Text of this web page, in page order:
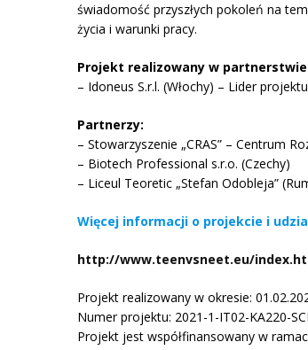
świadomość przyszłych pokoleń na
życia i warunki pracy.
Projekt realizowany w
– Idoneus S.r.l. (Włochy) – Lider projektu
Partnerzy:
– Stowarzyszenie „CRAS” – Centrum
– Biotech Professional s.r.o. (Czechy)
– Liceul Teoretic „Stefan Odobleja”
Więcej informacji o projekcie i
http://www.teenvsneet.eu/
Projekt realizowany w okresie:
Numer projektu: 2021-1-IT02-KA220-
Projekt jest współfinansowany w